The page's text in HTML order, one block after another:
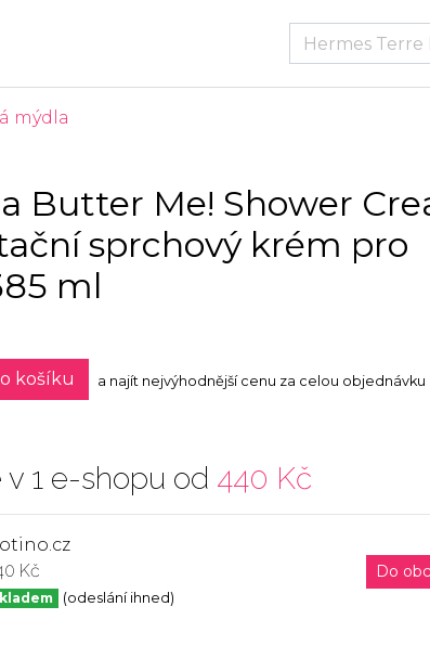
mýdla
Butter Me! Shower
sprchový krém pro
ml
košíku a najít nejvýhodnější cenu za celou objednávku
v 1 e-shopu od 440 Kč
Kč
(odeslání ihned)
Do